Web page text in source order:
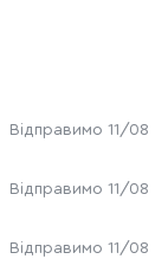
Відправимо 11/08
Відправимо 11/08
Відправимо 11/08